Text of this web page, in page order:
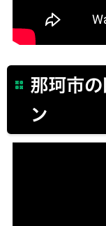
那珂市
ン